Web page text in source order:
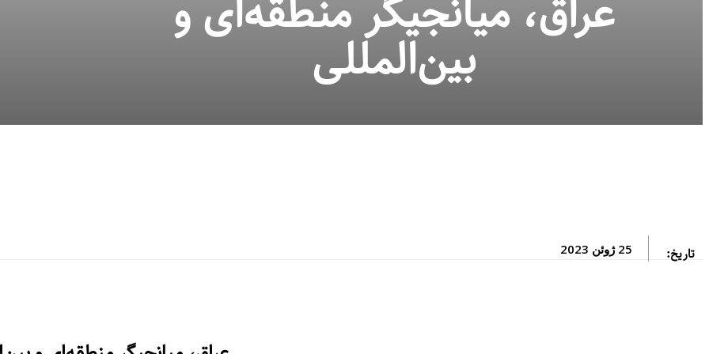
عراق، میانجیگر منطقه‌ای و
بین‌المللی
تاریخ: 25 ژوئن 2023